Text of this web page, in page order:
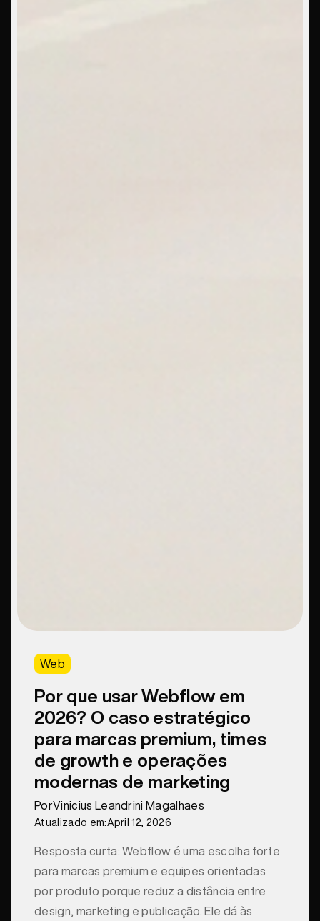
Web
Por que usar Webflow em
2026? O caso estratégico
para marcas premium, times
de growth e operações
modernas de marketing
PorVinicius Leandrini Magalhaes
Atualizado em:April 12, 2026
Resposta curta: Webflow é uma escolha forte
para marcas premium e equipes orientadas
por produto porque reduz a distância entre
design, marketing e publicação. Ele dá às